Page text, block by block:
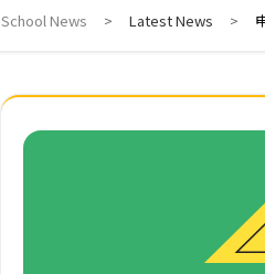
School News > Latest News >